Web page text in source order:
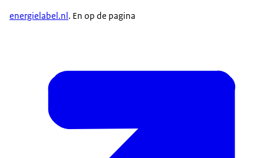
energielabel.nl . En op de pagina